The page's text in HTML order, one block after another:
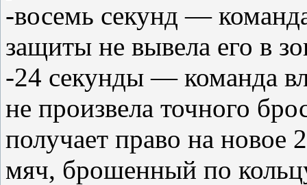
-восемь секунд —
защиты не вывела его в
-24 секунды — команда
не произвела точного
получает право на новое
мяч, брошенный по